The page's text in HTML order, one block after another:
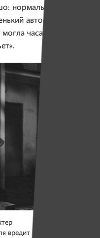
нормальная работа,
автомобиль. Так
часами рыдать
вредит вашему здоровью